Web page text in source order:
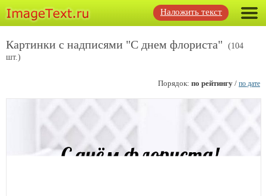
Наложить текст
Картинки с надписями "С днем флориста"
(104
шт.)
Порядок: по рейтингу / по дате